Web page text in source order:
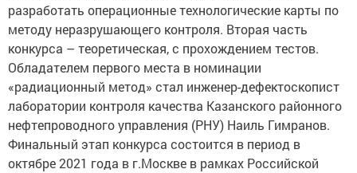
разработать операционные технологические карты по
методу неразрушающего контроля. Вторая часть
конкурса – теоретическая, с прохождением тестов.
Обладателем первого места в номинации
«радиационный метод» стал инженер-дефектоскопист
лаборатории контроля качества Казанского районного
нефтепроводного управления (РНУ) Наиль Гимранов.
Финальный этап конкурса состоится в период в
октябре 2021 года в г.Москве в рамках Российской